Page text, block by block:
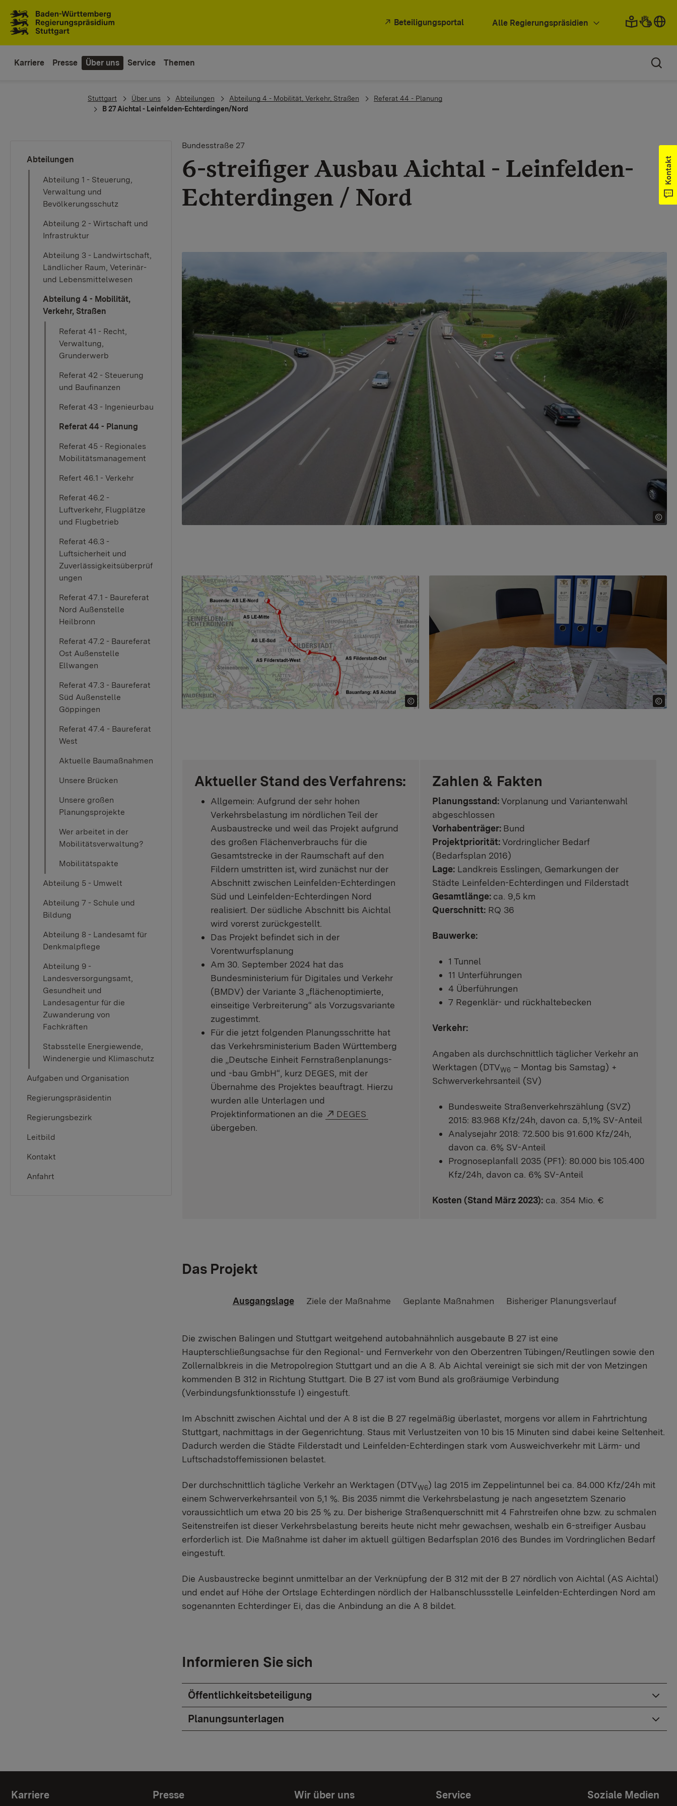
Beteiligungsportal Alle Regierungspräsidien
Karriere Presse Über uns Service Themen
You are here:
Stuttgart Über uns Abteilungen Abteilung 4 - Mobilität, Verkehr, Straßen
Referat 44 - Planung
B 27 Aichtal - Leinfelden-Echterdingen/Nord
Abteilungen
Abteilung 1 - Steuerung,
Verwaltung und
Bevölkerungsschutz
Abteilung 2 - Wirtschaft und
Infrastruktur
Abteilung 3 - Landwirtschaft,
Ländlicher Raum, Veterinär-
und Lebensmittelwesen
Abteilung 4 - Mobilität,
Verkehr, Straßen
Referat 41 - Recht,
Verwaltung,
Grunderwerb
Referat 42 - Steuerung
und Baufinanzen
Referat 43 - Ingenieurbau
Referat 44 - Planung
Referat 45 - Regionales
Mobilitätsmanagement
Refert 46.1 - Verkehr
Referat 46.2 -
Luftverkehr, Flugplätze
und Flugbetrieb
Referat 46.3 -
Luftsicherheit und
Zuverlässigkeitsüberprüf
ungen
Referat 47.1 - Baureferat
Nord Außenstelle
Heilbronn
Referat 47.2 - Baureferat
Ost Außenstelle
Ellwangen
Referat 47.3 - Baureferat
Süd Außenstelle
Göppingen
Referat 47.4 - Baureferat
West
Aktuelle Baumaßnahmen
Unsere Brücken
Unsere großen
Planungsprojekte
Wer arbeitet in der
Mobilitätsverwaltung?
Mobilitätspakte
Abteilung 5 - Umwelt
Abteilung 7 - Schule und
Bildung
Abteilung 8 - Landesamt für
Denkmalpflege
Abteilung 9 -
Landesversorgungsamt,
Gesundheit und
Landesagentur für die
Zuwanderung von
Fachkräften
Stabsstelle Energiewende,
Windenergie und Klimaschutz
Aufgaben und Organisation
Regierungspräsidentin
Regierungsbezirk
Leitbild
Kontakt
Anfahrt
Bundesstraße 27
6-streifiger Ausbau Aichtal - Leinfelden-
Echterdingen / Nord
Aktueller Stand des Verfahrens:
Allgemein: Aufgrund der sehr hohen
Verkehrsbelastung im nördlichen Teil der
Ausbaustrecke und weil das Projekt aufgrund
des großen Flächenverbrauchs für die
Gesamtstrecke in der Raumschaft auf den
Fildern umstritten ist, wird zunächst nur der
Abschnitt zwischen Leinfelden-Echterdingen
Süd und Leinfelden-Echterdingen Nord
realisiert. Der südliche Abschnitt bis Aichtal
wird vorerst zurückgestellt.
Das Projekt befindet sich in der
Vorentwurfsplanung
Am 30. September 2024 hat das
Bundesministerium für Digitales und Verkehr
(BMDV) der Variante 3 „flächenoptimierte,
einseitige Verbreiterung“ als Vorzugsvariante
zugestimmt.
Für die jetzt folgenden Planungsschritte hat
das Verkehrsministerium Baden Württemberg
die „Deutsche Einheit Fernstraßenplanungs-
und -bau GmbH“, kurz DEGES, mit der
Übernahme des Projektes beauftragt. Hierzu
wurden alle Unterlagen und
Projektinformationen an die
Externer Link:
DEGES
übergeben.
Zahlen & Fakten
Planungsstand:Vorplanung und Variantenwahl
abgeschlossen
Vorhabenträger: Bund
Projektpriorität:Vordringlicher Bedarf
(Bedarfsplan 2016)
Lage:Landkreis Esslingen, Gemarkungen der
Städte Leinfelden-Echterdingen und Filderstadt
Gesamtlänge: ca. 9,5 km
Querschnitt:RQ 36
Bauwerke:
1 Tunnel
11 Unterführungen
4 Überführungen
7 Regenklär- und rückhaltebecken
Verkehr:
Angaben als durchschnittlich täglicher Verkehr an
Werktagen (DTVW6 – Montag bis Samstag) +
Schwerverkehrsanteil (SV)
Bundesweite Straßenverkehrszählung (SVZ)
2015: 83.968 Kfz/24h, davon ca. 5,1% SV-Anteil
Analysejahr 2018: 72.500 bis 91.600 Kfz/24h,
davon ca. 6% SV-Anteil
Prognoseplanfall 2035 (PF1): 80.000 bis 105.400
Kfz/24h, davon ca. 6% SV-Anteil
Kosten (Stand März 2023):ca. 354 Mio. €
Das Projekt
Ausgangslage Ziele der Maßnahme Geplante Maßnahmen Bisheriger Planungsverlauf
Die zwischen Balingen und Stuttgart weitgehend autobahnähnlich ausgebaute B 27 ist eine
Haupterschließungsachse für den Regional- und Fernverkehr von den Oberzentren Tübingen/Reutlingen sowie den
Zollernalbkreis in die Metropolregion Stuttgart und an die A 8. Ab Aichtal vereinigt sie sich mit der von Metzingen
kommenden B 312 in Richtung Stuttgart. Die B 27 ist vom Bund als großräumige Verbindung
(Verbindungsfunktionsstufe I) eingestuft.
Im Abschnitt zwischen Aichtal und der A 8 ist die B 27 regelmäßig überlastet, morgens vor allem in Fahrtrichtung
Stuttgart, nachmittags in der Gegenrichtung. Staus mit Verlustzeiten von 10 bis 15 Minuten sind dabei keine Seltenheit.
Dadurch werden die Städte Filderstadt und Leinfelden-Echterdingen stark vom Ausweichverkehr mit Lärm- und
Luftschadstoffemissionen belastet.
Der durchschnittlich tägliche Verkehr an Werktagen (DTVW6) lag 2015 im Zeppelintunnel bei ca. 84.000 Kfz/24h mit
einem Schwerverkehrsanteil von 5,1 %. Bis 2035 nimmt die Verkehrsbelastung je nach angesetztem Szenario
voraussichtlich um etwa 20 bis 25 % zu. Der bisherige Straßenquerschnitt mit 4 Fahrstreifen ohne bzw. zu schmalen
Seitenstreifen ist dieser Verkehrsbelastung bereits heute nicht mehr gewachsen, weshalb ein 6-streifiger Ausbau
erforderlich ist. Die Maßnahme ist daher im aktuell gültigen Bedarfsplan 2016 des Bundes im Vordringlichen Bedarf
eingestuft.
Die Ausbaustrecke beginnt unmittelbar an der Verknüpfung der B 312 mit der B 27 nördlich von Aichtal (AS Aichtal)
und endet auf Höhe der Ortslage Echterdingen nördlich der Halbanschlussstelle Leinfelden-Echterdingen Nord am
sogenannten Echterdinger Ei, das die Anbindung an die A 8 bildet.
Informieren Sie sich
Öffentlichkeitsbeteiligung
Planungsunterlagen
Kontakt
Karriere Presse Wir über uns Service Soziale Medien